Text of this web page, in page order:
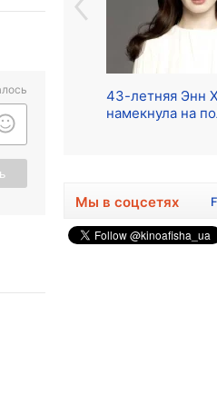
43-летняя Энн
намекнула на
Мы в соцсетях